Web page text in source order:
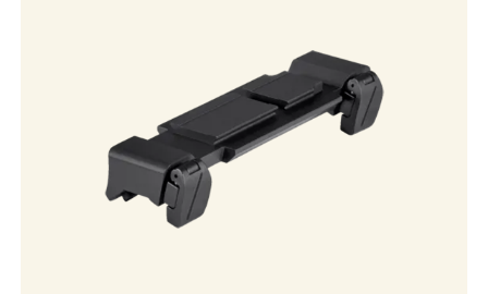
Jaktkläder & skor
Måltavlor